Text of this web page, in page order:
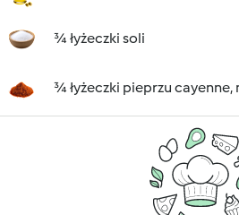
¾ łyżeczki soli
¾ łyżeczki pieprzu cayenne,